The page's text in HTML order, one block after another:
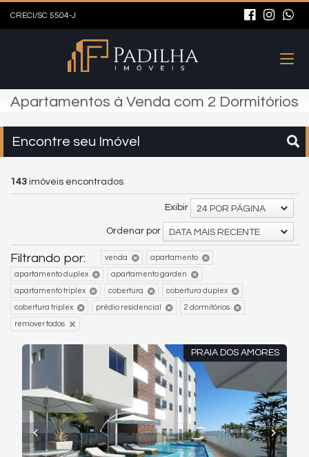
CRECI/SC 5504-J
Apartamentos à Venda com 2 Dormitórios
Encontre seu Imóvel
143 imóveis encontrados
Exibir 24 POR PÁGINA
Ordenar por DATA MAIS RECENTE
Filtrando por: venda apartamento
apartamento duplex apartamento garden
apartamento triplex cobertura cobertura duplex
cobertura triplex prédio residencial 2 dormitórios
remover todos
PRAIA DOS AMORES